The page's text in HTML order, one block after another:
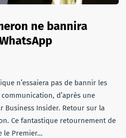
ne bannira
n’essaiera pas de bannir les
d’après une
Insider. Retour sur la
Ce fantastique retournement de
le Premier…